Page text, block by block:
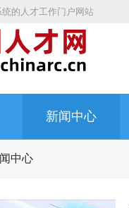
的人才工作门户网站
新闻中心
中心